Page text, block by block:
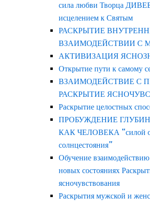
сила любви Творца
исцелением к Святым
РАСКРЫТИЕ
ВЗАИМОДЕЙСТВИИ С
АКТИВИЗАЦИЯ
Открытие пути к самому
ВЗАИМОДЕЙСТВИЕ С
РАСКРЫТИЕ
Раскрытие целостных
ПРОБУЖДЕНИЕ
КАК ЧЕЛОВЕКА “силой
солнцестояния”
Обучение
новых состояниях
ясночувствования
Раскрытия мужской и